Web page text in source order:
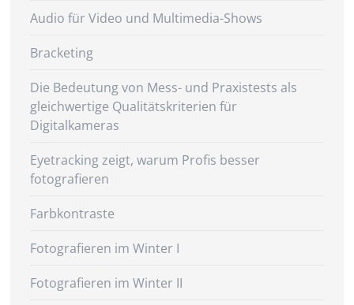
Audio für Video und Multimedia-Shows
Bracketing
Die Bedeutung von Mess- und Praxistests als
gleichwertige Qualitätskriterien für
Digitalkameras
Eyetracking zeigt, warum Profis besser
fotografieren
Farbkontraste
Fotografieren im Winter I
Fotografieren im Winter II